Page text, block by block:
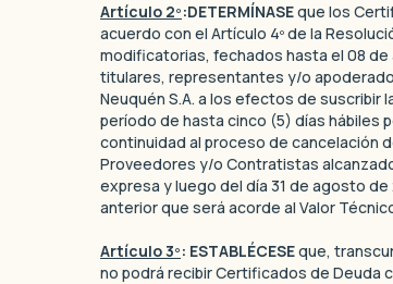
Artículo 2º:DETERMÍNASEque los
acuerdo con el Artículo 4º de la
modificatorias, fechados hasta el 08
titulares, representantes y/o
Neuquén S.A. a los efectos de suscribir
período de hasta cinco (5) días hábiles
continuidad al proceso de cancelación
Proveedores y/o Contratistas
expresa y luego del día 31 de agosto
anterior que será acorde al Valor
Artículo 3º: ESTABLÉCESEque,
no podrá recibir Certificados de Deuda